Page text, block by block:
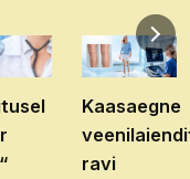
Kaasaegne
ravi